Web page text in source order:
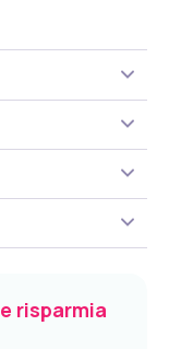
risparmia